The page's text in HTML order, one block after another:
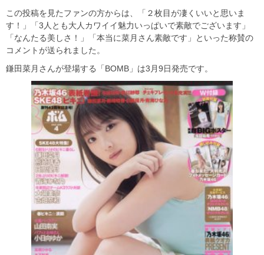
この投稿を見たファンの方からは、「２枚目が凄くいいと思いま
す！」「3人とも大人カワイイ魅力いっぱいで素敵でございます」
「なんたる美しさ！」「本当に菜月さん素敵です」といった称賛の
コメントが送られました。
鎌田菜月さんが登場する「BOMB」は3月9日発売です。